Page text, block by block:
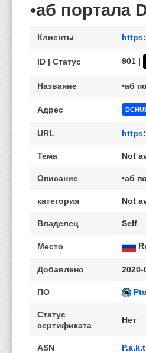
•аб портала
Клиенты
ID | Статус 901 |
Название •аб
Адрес
URL
Тема Not
Описание •аб
категория Not
Владелец Self
Место
Добавлено 2020-
ПО
Статус
сертификата
Нет
ASN